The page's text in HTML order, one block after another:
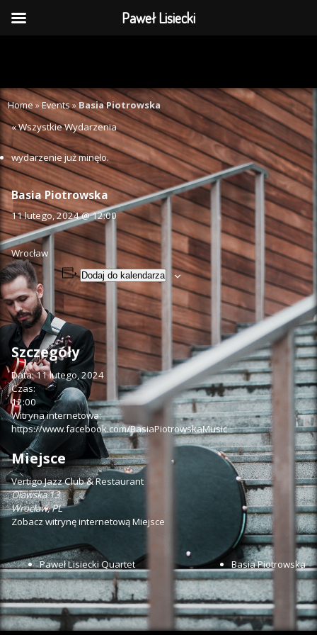
Home»Events» Basia Piotrowska
« Wszystkie Wydarzenia
wydarzenie już minęło.
Basia Piotrowska
11 lutego, 2024 @ 12:00
Wrocław
Dodaj do kalendarza
Szczegóły
Data:11 lutego, 2024
Czas:
12:00
Witryna internetowa:
https://www.facebook.com/BasiaPiotrowskaMusic
Miejsce
Vertigo Jazz Club & Restaurant
Oławska 13
Wrocław,PL
Zobacz witrynę internetową Miejsce
Paweł Lisiecki Quartet Basia Piotrowska
Paweł Lisiecki